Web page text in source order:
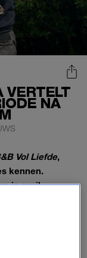
VERTELT
NA
Vol Liefde,
kennen.
in april
hebben
deze periode in